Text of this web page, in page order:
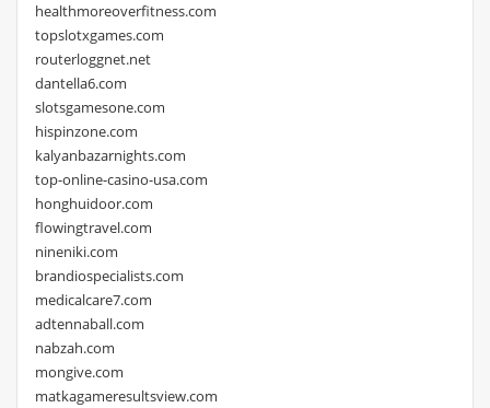
healthmoreoverfitness.com
topslotxgames.com
routerloggnet.net
dantella6.com
slotsgamesone.com
hispinzone.com
kalyanbazarnights.com
top-online-casino-usa.com
honghuidoor.com
flowingtravel.com
nineniki.com
brandiospecialists.com
medicalcare7.com
adtennaball.com
nabzah.com
mongive.com
matkagameresultsview.com